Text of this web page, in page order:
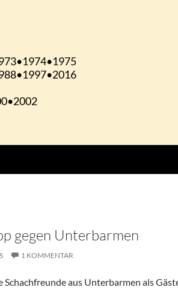
gegen Unterbarmen
1 KOMMENTAR
aus Unterbarmen als